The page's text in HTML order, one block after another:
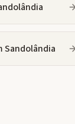
Sandolândia